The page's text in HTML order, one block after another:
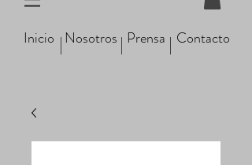
Inicio Nosotros Prensa Contacto